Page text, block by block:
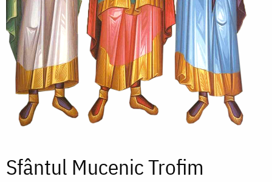
Sfântul Mucenic Trofim